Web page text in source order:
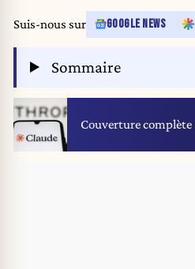
Suis-nous sur GOOGLE NEWS
Sommaire
Couverture complète